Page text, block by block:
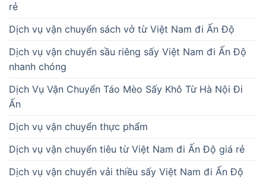
rẻ
Dịch vụ vận chuyển sách vở từ Việt Nam đi Ấn Độ
Dịch vụ vận chuyển sầu riêng sấy Việt Nam đi Ấn Độ
nhanh chóng
Dịch Vụ Vận Chuyển Táo Mèo Sấy Khô Từ Hà Nội Đi
Ấn
Dịch vụ vận chuyển thực phẩm
Dịch vụ vận chuyển tiêu từ Việt Nam đi Ấn Độ giá rẻ
Dịch vụ vận chuyển vải thiều sấy Việt Nam đi Ấn Độ